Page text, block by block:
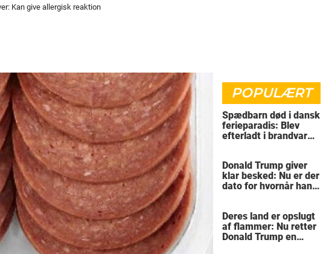
Kan give allergisk reaktion
POPULÆRT
Spædbarn død i dansk
ferieparadis: Blev
efterladt i brandvarm
Donald Trump giver
klar besked: Nu er der
dato for hvornår han
Deres land er opslugt
af flammer: Nu retter
Donald Trump en